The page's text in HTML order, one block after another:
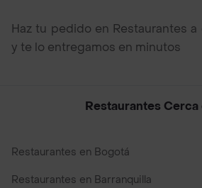
Haz tu pedido en Restaurantes
y te lo entregamos en minutos
Restaurantes Cerca
Restaurantes en Bogotá
Restaurantes en Barranquilla